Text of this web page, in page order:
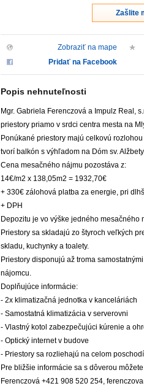
Zašlite
Zobraziť na mape
Pridať na Facebook
Popis nehnuteľnosti
Mgr. Gabriela Ferenczová a Impulz Real,
priestory priamo v srdci centra mesta na
Ponúkané priestory majú celkovú
tvorí balkón s výhľadom na Dóm sv.
Cena mesačného nájmu pozostáva z:
14€/m2 x 138,05m2 = 1932,70€
+ 330€ zálohová platba za energie, pri
+ DPH
Depozitu je vo výške jedného mesačného
Priestory sa skladajú zo štyroch veľkých
skladu, kuchynky a toalety.
Priestory disponujú až troma
nájomcu.
Doplňujúce informácie:
- 2x klimatizačná jednotka v kanceláriách
- Samostatná klimatizácia v serverovni
- Vlastný kotol zabezpečujúci kúrenie a
- Optický internet v budove
- Priestory sa rozliehajú na celom
Pre bližšie informácie sa s dôverou
Ferenczová +421 908 520 254,